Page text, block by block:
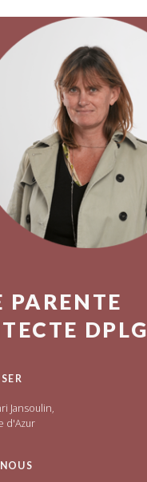
PARENTE
DPLG
Jansoulin,
d'Azur